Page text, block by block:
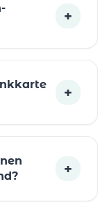
+
+
+